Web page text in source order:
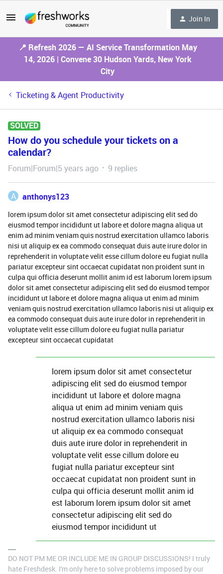
Join In
📍 Refresh 2026 — AI Service Transformation May
14, 2026 | Convene 30 Hudson Yards, New York
City
Ticketing & Agent Productivity
SOLVED
How do you schedule your tickets on a
calendar?
Forum|Forum|5 years ago 9 replies
A anthonys123
lorem ipsum dolor sit amet consectetur adipiscing elit sed do
eiusmod tempor incididunt ut labore et dolore magna aliqua ut
enim ad minim veniam quis nostrud exercitation ullamco laboris
nisi ut aliquip ex ea commodo consequat duis aute irure dolor in
reprehenderit in voluptate velit esse cillum dolore eu fugiat nulla
pariatur excepteur sint occaecat cupidatat non proident sunt in
culpa qui officia deserunt mollit anim id est laborum lorem ipsum
dolor sit amet consectetur adipiscing elit sed do eiusmod tempor
incididunt ut labore et dolore magna aliqua ut enim ad minim
veniam quis nostrud exercitation ullamco laboris nisi ut aliquip ex
ea commodo consequat duis aute irure dolor in reprehenderit in
voluptate velit esse cillum dolore eu fugiat nulla pariatur
excepteur sint occaecat cupidatat
lorem ipsum dolor sit amet consectetur
adipiscing elit sed do eiusmod tempor
incididunt ut labore et dolore magna
aliqua ut enim ad minim veniam quis
nostrud exercitation ullamco laboris nisi
ut aliquip ex ea commodo consequat
duis aute irure dolor in reprehenderit in
voluptate velit esse cillum dolore eu
fugiat nulla pariatur excepteur sint
occaecat cupidatat non proident sunt in
culpa qui officia deserunt mollit anim id
est laborum lorem ipsum dolor sit amet
consectetur adipiscing elit sed do
eiusmod tempor incididunt ut
DO NOT PM ME OR INCLUDE ME IN GROUP DISCUSSIONS! I truly
hate Freshdesk. I'm only here to solve problems imposed by our